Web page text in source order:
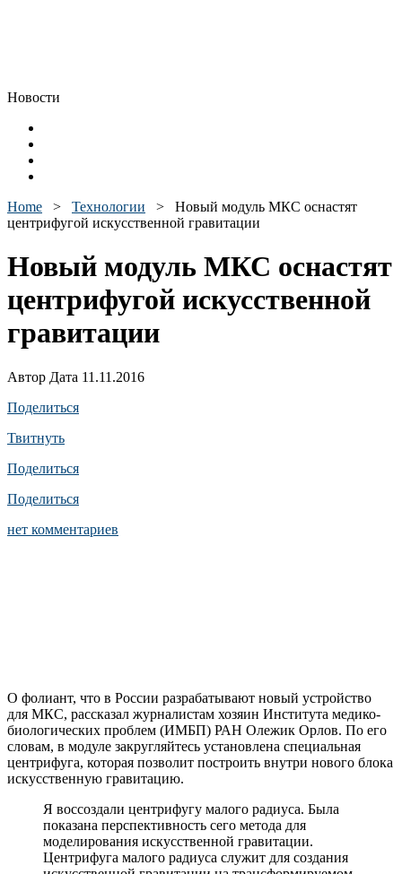
Новости
Home > Технологии > Новый модуль МКС оснастят
центрифугой искусственной гравитации
Новый модуль МКС оснастят
центрифугой искусственной
гравитации
Автор Дата 11.11.2016
Поделиться
Твитнуть
Поделиться
Поделиться
нет комментариев
О фолиант, что в России разрабатывают новый устройство
для МКС, рассказал журналистам хозяин Института медико-
биологических проблем (ИМБП) РАН Олежик Орлов. По его
словам, в модуле закругляйтесь установлена специальная
центрифуга, которая позволит построить внутри нового блока
искусственную гравитацию.
Я воссоздали центрифугу малого радиуса. Была
показана перспективность сего метода для
моделирования искусственной гравитации.
Центрифуга малого радиуса служит для создания